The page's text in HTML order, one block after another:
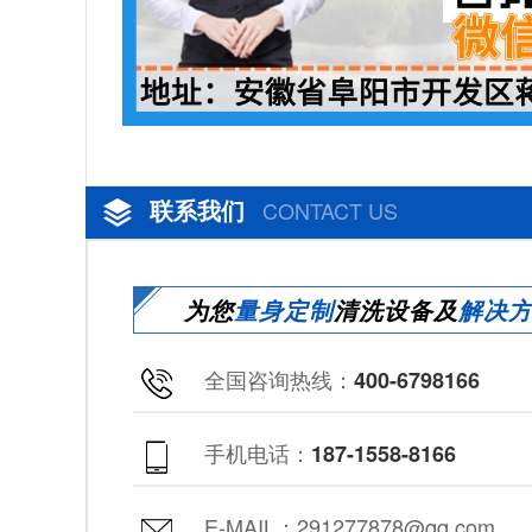
联系我们 CONTACT US
为您量身定制清洗设备及解决
全国咨询热线： 400-6798166
手机电话： 187-1558-8166